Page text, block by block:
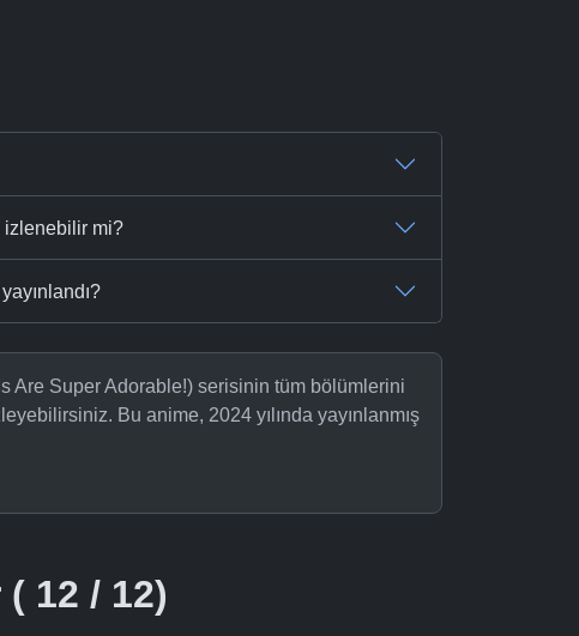
izlenebilir mi?
Are Super Adorable!) serisinin tüm bölümlerini
Bu anime, 2024 yılında yayınlanmış
12 / 12)